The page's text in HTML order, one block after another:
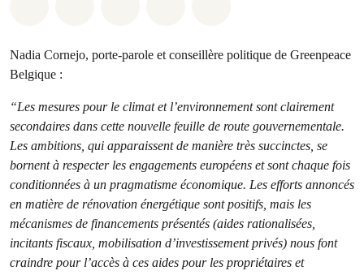
Nadia Cornejo, porte-parole et conseillère politique de Greenpeace
Belgique :
“Les mesures pour le climat et l’environnement sont clairement
secondaires dans cette nouvelle feuille de route gouvernementale.
Les ambitions, qui apparaissent de manière très succinctes, se
bornent à respecter les engagements européens et sont chaque fois
conditionnées à un pragmatisme économique. Les efforts annoncés
en matière de rénovation énergétique sont positifs, mais les
mécanismes de financements présentés (aides rationalisées,
incitants fiscaux, mobilisation d’investissement privés) nous font
craindre pour l’accès à ces aides pour les propriétaires et